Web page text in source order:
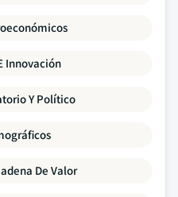
Innovación
Y Político
De Valor